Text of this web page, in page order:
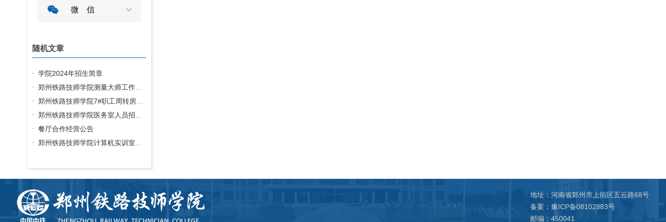
微信
随机文章
学院2024年招生简章
郑州铁路技师学院测量大师工作室询价公告
郑州铁路技师学院7#职工周转房维修项目招标公告
餐厅合作经营公告
地址：河南省郑州市上街区五云路68号
备案：豫ICP备08102883号
邮编：450041